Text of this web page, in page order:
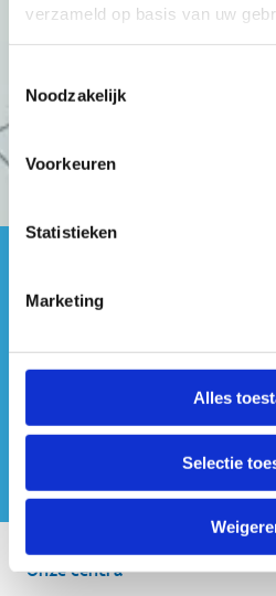
verzameld op basis van uw
Noodzakelijk
Voorkeuren
Statistieken
Marketing
Alles
Selectie
Onze centra